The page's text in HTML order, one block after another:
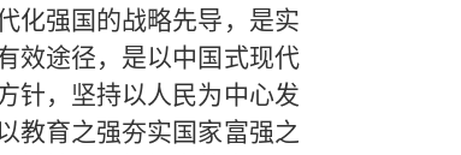
化强国的战略先导，是实
效途径，是以中国式现代
针，坚持以人民为中心发
教育之强夯实国家富强之